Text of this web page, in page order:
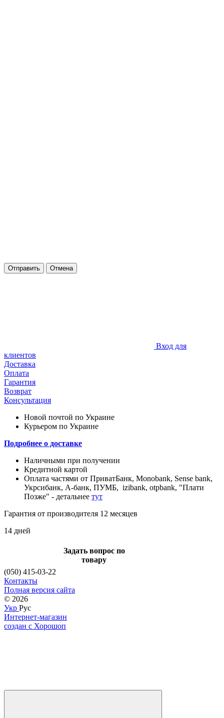
Отправить Отмена
Вход для
клиентов
Доставка
Оплата
Гарантия
Возврат
Консультация
Новой почтой по Украине
Курьером по Украине
Подробнее о доставке
Наличными при получении
Кредитной картой
Оплата частями от ПриватБанк, Monobank, Sense bank,
Укрсибанк, А-банк, ПУМБ, izibank, otpbank, "Плати
Позже" - детальнее тут
Гарантия от производителя 12 месяцев
14 дней
Задать вопрос по
товару
(050) 415-03-22
Контакты
Полная версия сайта
© 2026
Укр Рус
Интернет-магазин
создан с Хорошоп